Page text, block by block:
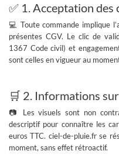
✅ 1. Acceptation des
💻 Toute commande implique l’
présentes CGV. Le clic de
1367 Code civil) et
sont celles en vigueur au
🛒 2. Informations
📷 Les visuels sont non
descriptif pour connaître les
euros TTC. ciel-de-pluie.fr se
moment, sans effet rétroactif.